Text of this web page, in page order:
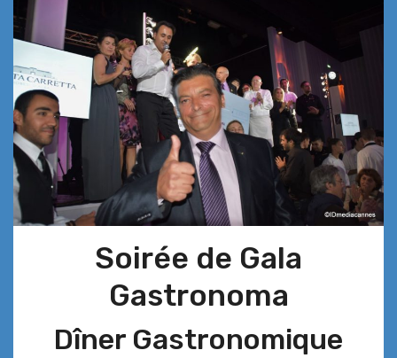
Soirée de Gala
Gastronoma
Dîner Gastronomique